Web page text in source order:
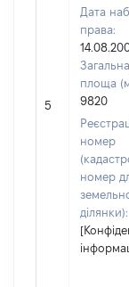
5
Дата
права:
Загальна
площа
9820
номер
номер
ділянки):